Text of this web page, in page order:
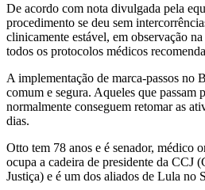
De acordo com nota divulgada pela
procedimento se deu sem
clinicamente estável, em observação
todos os protocolos médicos
A implementação de marca-passos no
comum e segura. Aqueles que passam
normalmente conseguem retomar as
dias.
Otto tem 78 anos e é senador, médico
ocupa a cadeira de presidente da CCJ
Justiça) e é um dos aliados de Lula no